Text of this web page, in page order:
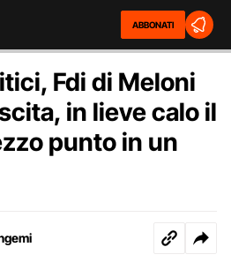
ABBONATI
Fdi di Meloni
in lieve calo il
punto in un